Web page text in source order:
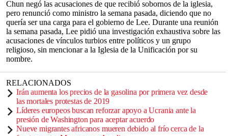
Chun negó las acusaciones de que recibió sobornos de la iglesia,
pero renunció como ministro la semana pasada, diciendo que no
quería ser una carga para el gobierno de Lee. Durante una reunión
la semana pasada, Lee pidió una investigación exhaustiva sobre las
acusaciones de vínculos turbios entre políticos y un grupo
religioso, sin mencionar a la Iglesia de la Unificación por su
nombre.
RELACIONADOS
Irán aumenta los precios de la gasolina por primera vez desde
las mortales protestas de 2019
Líderes europeos buscan reforzar apoyo a Ucrania ante la
presión de Washington para aceptar acuerdo
Nueve migrantes africanos mueren debido al frío cerca de la